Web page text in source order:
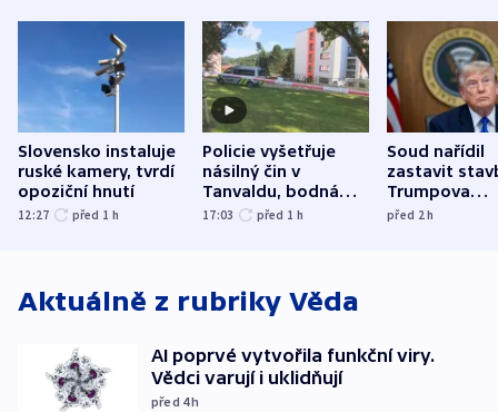
Slovensko instaluje
ruské kamery, tvrdí
opoziční hnutí
12:27 před 1 h
Policie vyšetřuje
násilný čin v
Tanvaldu, bodná
zranění při něm
17:03 před 1 h
Soud nařídil
zastavit
Trumpova
tanečního
před 2h
Aktuálně z rubriky Věda
AI poprvé vytvořila funkční viry.
Vědci varují i uklidňují
před 4h